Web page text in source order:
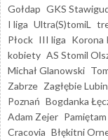
Gołdap GKS
I liga Ultra(S)tomiL
Płock III liga Korona
kobiety AS Stomil
Michał Glanowski
Zabrze Zagłębie Lubin
Poznań Bogdanka
Adam Zejer
Cracovia Błękitni